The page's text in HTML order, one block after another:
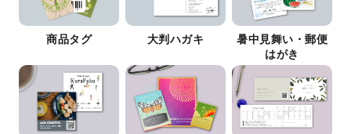
商品タグ 大判ハガキ
暑中見舞い・郵便
はがき